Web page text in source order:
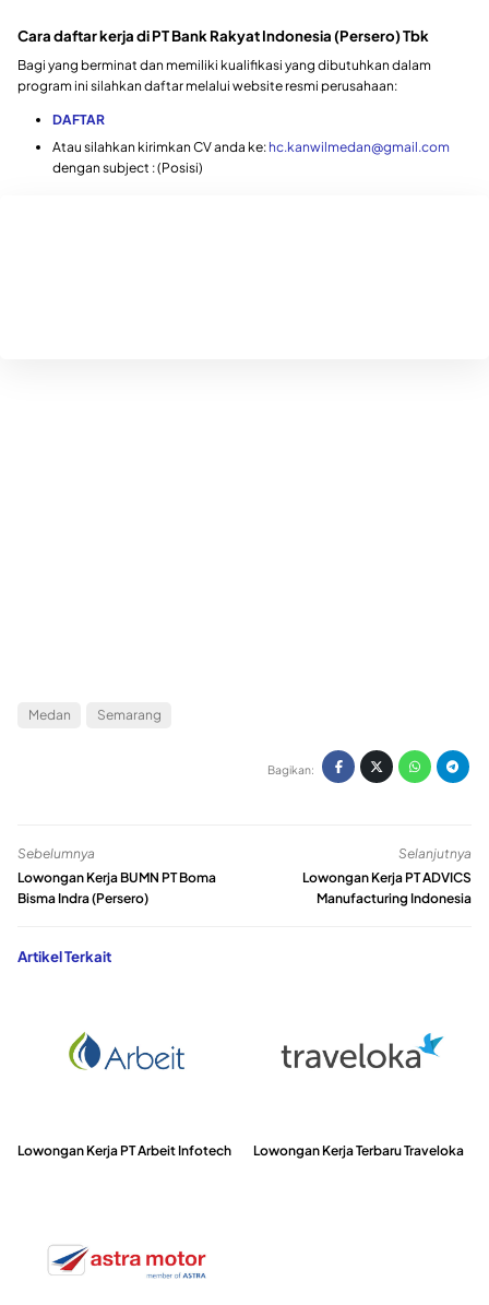
Cara daftar kerja di PT Bank Rakyat Indonesia (Persero) Tbk
Bagi yang berminat dan memiliki kualifikasi yang dibutuhkan dalam
program ini silahkan daftar melalui website resmi perusahaan:
DAFTAR
Atau silahkan kirimkan CV anda ke: hc.kanwilmedan@gmail.com
dengan subject : (Posisi)
Medan Semarang
Bagikan:
Sebelumnya
Lowongan Kerja BUMN PT Boma
Bisma Indra (Persero)
Selanjutnya
Lowongan Kerja PT ADVICS
Manufacturing Indonesia
Artikel Terkait
Lowongan Kerja PT Arbeit Infotech Lowongan Kerja Terbaru Traveloka